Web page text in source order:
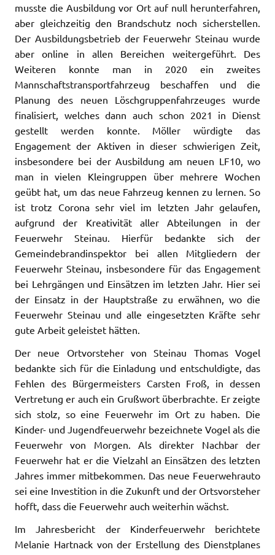
musste die Ausbildung vor Ort auf null herunterfahren,
aber gleichzeitig den Brandschutz noch sicherstellen.
Der Ausbildungsbetrieb der Feuerwehr Steinau wurde
aber online in allen Bereichen weitergeführt. Des
Weiteren konnte man in 2020 ein zweites
Mannschaftstransportfahrzeug beschaffen und die
Planung des neuen Löschgruppenfahrzeuges wurde
finalisiert, welches dann auch schon 2021 in Dienst
gestellt werden konnte. Möller würdigte das
Engagement der Aktiven in dieser schwierigen Zeit,
insbesondere bei der Ausbildung am neuen LF10, wo
man in vielen Kleingruppen über mehrere Wochen
geübt hat, um das neue Fahrzeug kennen zu lernen. So
ist trotz Corona sehr viel im letzten Jahr gelaufen,
aufgrund der Kreativität aller Abteilungen in der
Feuerwehr Steinau. Hierfür bedankte sich der
Gemeindebrandinspektor bei allen Mitgliedern der
Feuerwehr Steinau, insbesondere für das Engagement
bei Lehrgängen und Einsätzen im letzten Jahr. Hier sei
der Einsatz in der Hauptstraße zu erwähnen, wo die
Feuerwehr Steinau und alle eingesetzten Kräfte sehr
gute Arbeit geleistet hätten.
Der neue Ortvorsteher von Steinau Thomas Vogel
bedankte sich für die Einladung und entschuldigte, das
Fehlen des Bürgermeisters Carsten Froß, in dessen
Vertretung er auch ein Grußwort überbrachte. Er zeigte
sich stolz, so eine Feuerwehr im Ort zu haben. Die
Kinder- und Jugendfeuerwehr bezeichnete Vogel als die
Feuerwehr von Morgen. Als direkter Nachbar der
Feuerwehr hat er die Vielzahl an Einsätzen des letzten
Jahres immer mitbekommen. Das neue Feuerwehrauto
sei eine Investition in die Zukunft und der Ortsvorsteher
hofft, dass die Feuerwehr auch weiterhin wächst.
Im Jahresbericht der Kinderfeuerwehr berichtete
Melanie Hartnack von der Erstellung des Dienstplanes